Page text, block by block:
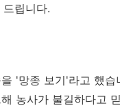
립니다.
'망종 보기'라고 했습
농사가 불길하다고